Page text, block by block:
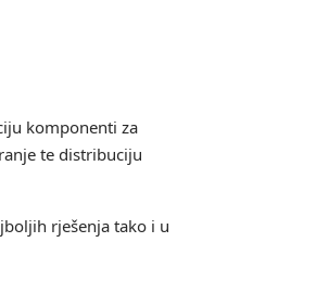
komponenti za
te distribuciju
rješenja tako i u